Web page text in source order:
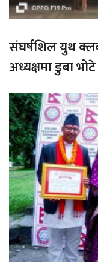
संघर्षशिल युथ
अध्यक्षमा डुबा भोटे